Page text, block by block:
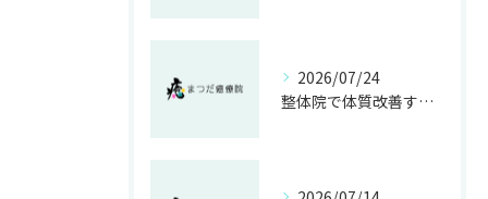
2026/07/24
整体院で体質改善する不妊施術の効果